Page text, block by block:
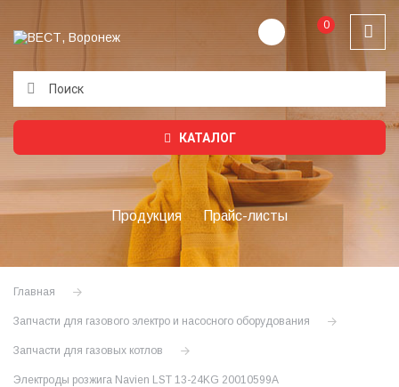
0
КАТАЛОГ
Продукция Прайс-листы
Главная
Запчасти для газового электро и насосного оборудования
Запчасти для газовых котлов
Электроды розжига Navien LST 13-24KG 20010599A